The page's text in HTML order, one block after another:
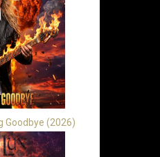
Goodbye (2026)